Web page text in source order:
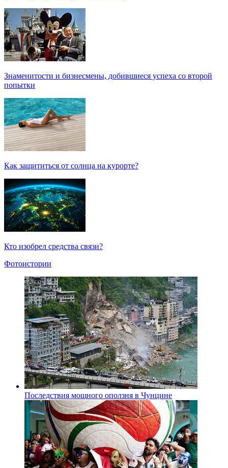
Знаменитости и бизнесмены, добившиеся успеха со второй
попытки
Как защититься от солнца на курорте?
Кто изобрел средства связи?
Фотоистории
Последствия мощного оползня в Чунцине